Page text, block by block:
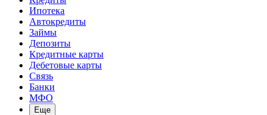
Ипотека
Автокредиты
Займы
Депозиты
Кредитные карты
Дебетовые карты
Связь
Банки
МФО
Еще